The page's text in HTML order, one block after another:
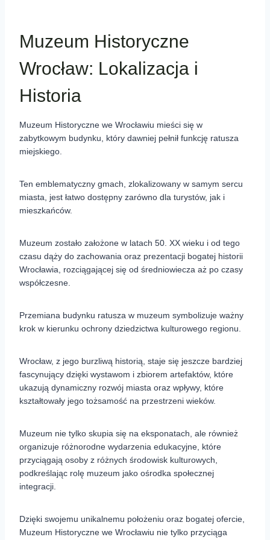
Muzeum Historyczne
Wrocław: Lokalizacja i
Historia
Muzeum Historyczne we Wrocławiu mieści się w
zabytkowym budynku, który dawniej pełnił funkcję ratusza
miejskiego.
Ten emblematyczny gmach, zlokalizowany w samym sercu
miasta, jest łatwo dostępny zarówno dla turystów, jak i
mieszkańców.
Muzeum zostało założone w latach 50. XX wieku i od tego
czasu dąży do zachowania oraz prezentacji bogatej historii
Wrocławia, rozciągającej się od średniowiecza aż po czasy
współczesne.
Przemiana budynku ratusza w muzeum symbolizuje ważny
krok w kierunku ochrony dziedzictwa kulturowego regionu.
Wrocław, z jego burzliwą historią, staje się jeszcze bardziej
fascynujący dzięki wystawom i zbiorem artefaktów, które
ukazują dynamiczny rozwój miasta oraz wpływy, które
kształtowały jego tożsamość na przestrzeni wieków.
Muzeum nie tylko skupia się na eksponatach, ale również
organizuje różnorodne wydarzenia edukacyjne, które
przyciągają osoby z różnych środowisk kulturowych,
podkreślając rolę muzeum jako ośrodka społecznej
integracji.
Dzięki swojemu unikalnemu położeniu oraz bogatej ofercie,
Muzeum Historyczne we Wrocławiu nie tylko przyciąga